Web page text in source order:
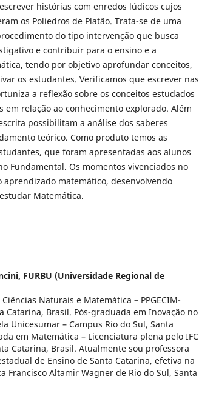
histórias com enredos lúdicos cujos
os Poliedros de Platão. Trata-se de uma
do tipo intervenção que busca
e contribuir para o ensino e a
tendo por objetivo aprofundar conceitos,
os estudantes. Verificamos que escrever nas
a reflexão sobre os conceitos estudados
em relação ao conhecimento explorado. Além
possibilitam a análise dos saberes
teórico. Como produto temos as
que foram apresentadas aos alunos
Fundamental. Os momentos vivenciados no
matemático, desenvolvendo
Matemática.
FURBU (Universidade Regional de
Naturais e Matemática – PPGECIM-
Catarina, Brasil. Pós-graduada em Inovação no
Unicesumar – Campus Rio do Sul, Santa
em Matemática – Licenciatura plena pelo IFC
Catarina, Brasil. Atualmente sou professora
de Ensino de Santa Catarina, efetiva na
Francisco Altamir Wagner de Rio do Sul, Santa